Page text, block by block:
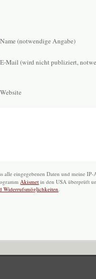
Name (notwendige Angabe)
E-Mail (wird nicht publiziert,
Website
alle eingegebenen Daten und meine IP-
Akismet in den USA überprüft
Widerrufsmöglichkeiten